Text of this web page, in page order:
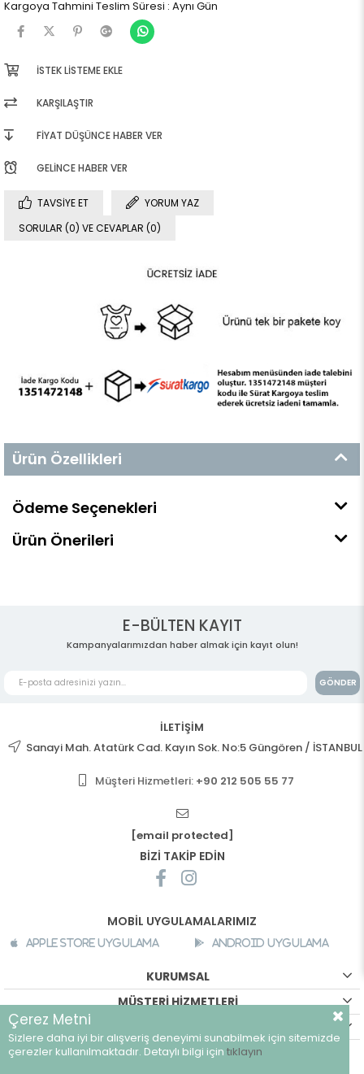
Kargoya Tahmini Teslim Süresi : Aynı Gün
İSTEK LISTEME EKLE
KARŞILAŞTIR
FIYAT DÜŞÜNCE HABER VER
GELINCE HABER VER
TAVSIYE ET
YORUM YAZ
SORULAR (0) VE CEVAPLAR (0)
Ürün Özellikleri
Ödeme Seçenekleri
Ürün Önerileri
E-BÜLTEN KAYIT
Kampanyalarımızdan haber almak için kayıt olun!
GÖNDER
İLETİŞİM
Sanayi Mah. Atatürk Cad. Kayın Sok. No:5 Güngören / İSTANBUL
Müşteri Hizmetleri: +90 212 505 55 77
[email protected]
BİZİ TAKİP EDİN
MOBİL UYGULAMALARIMIZ
Apple Store Uygulama Android Uygulama
KURUMSAL
MÜŞTERİ HİZMETLERİ
©breeze.com.tr - Tüm hakları saklıdır.
Çerez Metni
Sizlere daha iyi bir alışveriş deneyimi sunabilmek için sitemizde
çerezler kullanılmaktadır. Detaylı bilgi için tıklayın